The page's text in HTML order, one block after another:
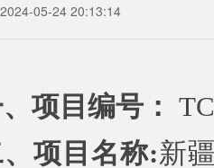
05-24 20:13:14
项目编号：
项目名称:新